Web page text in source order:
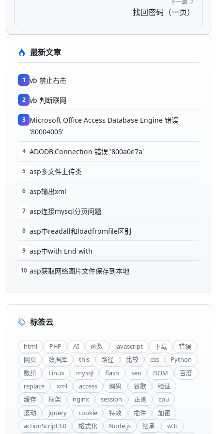
找回密码（一页）
最新文章
1 vb 禁止右击
2 vb 判断联网
3 Microsoft Office Access Database Engine 错误
'80004005'
4 ADODB.Connection 错误 '800a0e7a'
5 asp多文件上传类
6 asp输出xml
7 asp连接mysql分页问题
8 asp中readall和loadfromfile区别
9 asp中with End with
10 asp获取网络图片文件保存到本地
标签云
html PHP AI 函数 javascript 下载
错误
网页
数据库 this 路径 比较 css
Python
数组
Linux mysql flash seo DOM
百度
replace
xml access 编码 谷歌
验证
缓存
框架 nginx session 正则
cpu
滚动
jquery cookie 特效 插件
加密
actionScript3.0
格式化 Node.js 继承
w3c